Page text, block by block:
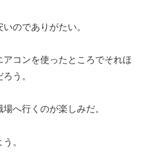
のでありがたい。
コンを使ったところでそれほ
う。
へ行くのが楽しみだ。
。